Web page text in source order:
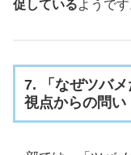
促しているようです
7. 「なぜツバ
視点からの問い